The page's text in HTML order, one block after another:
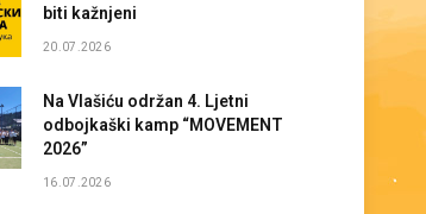
biti kažnjeni
20.07.2026
Na Vlašiću održan 4. Ljetni
odbojkaški kamp “MOVEMENT
2026”
16.07.2026